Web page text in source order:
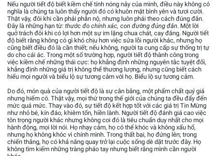
Nếu người tiết độ biết kiềm chế tính nóng nảy của mình, điều này không có
nghĩa là chúng ta luôn thấy người đó có khuôn mặt bình yên và tươi cười.
Thật vậy, đôi khi cần phải phẫn nộ, nhưng luôn phải theo cách đúng đắn.
Đây là những hạn từ: thước đo chính xác, con đường đúng đắn. Một lời
quở trách đôi khi có lợi hơn một sự im lặng chua chát, cay đắng. Người tiết
độ biết rằng không có gì khó chịu hơn việc sửa lỗi người khác, nhưng họ
cũng biết điều đó là cần thiết; nếu không, người ta cung cấp sự thống trị tự
do cho cái ác. Trong một số trường hợp, người tiết độ thành công trong
việc kiềm chế những thái cực: họ khẳng định những nguyên tắc tuyệt đối,
khẳng định những giá trị không thể thương lượng, nhưng cũng biết cách
hiểu mọi người và biểu lộ sự tương cảm với họ. Biểu lộ sự tương cảm.
Do đó, món quà của người tiết độ là sự cân bằng, một phẩm chất quý giá
nhưng hiếm có. Thật vậy, mọi thứ trong thế giới của chúng ta đều đẩy đến
mức quá mức. Thay vào đó, sự tiết độ kết hợp tốt với các giá trị Tin Mừng
như nhỏ bé, kín đáo, khiêm tốn, hiền lành. Người tiết độ đánh giá cao việc
tôn trọng người khác nhưng không coi đó là tiêu chuẩn duy nhất cho mọi
hành động, mọi lời nói. Họ nhạy cảm, họ có thể khóc và không xấu hổ,
nhưng họ không khóc vì chính mình. Trong thất bại, họ đứng lên; trong
chiến thắng, họ có khả năng quay trở lại cuộc sống dè dặt trước đây. Họ
không tìm kiếm những tràng pháo tay nhưng biết rằng mình cần người